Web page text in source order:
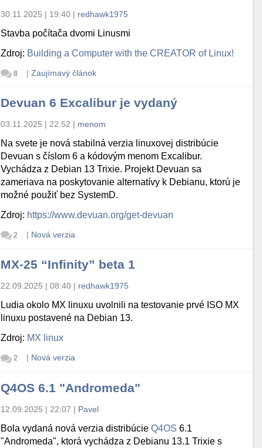
30.11.2025 | 19:40 | redhawk1975
Stavba počítača dvomi Linusmi
Zdroj: Building a Computer with the CREATOR of Linux!
8 | Zaujímavý článok
Devuan 6 Excalibur je vydaný
03.11.2025 | 22:52 | menom
Na svete je nová stabilná verzia linuxovej distribúcie
Devuan s číslom 6 a kódovým menom Excalibur.
Vychádza z Debian 13 Trixie. Projekt Devuan sa
zameriava na poskytovanie alternatívy k Debianu, ktorú je
možné použiť bez SystemD.
Zdroj: https://www.devuan.org/get-devuan
2 | Nová verzia
MX-25 “Infinity” beta 1
22.09.2025 | 08:40 | redhawk1975
Ludia okolo MX linuxu uvolnili na testovanie prvé ISO MX
linuxu postavené na Debian 13.
Zdroj: MX linux
2 | Nová verzia
Q4OS 6.1 "Andromeda"
12.09.2025 | 22:07 | Pavel
Bola vydaná nová verzia distribúcieQ4OS 6.1
"Andromeda", ktorá vychádza z Debianu 13.1 Trixie s